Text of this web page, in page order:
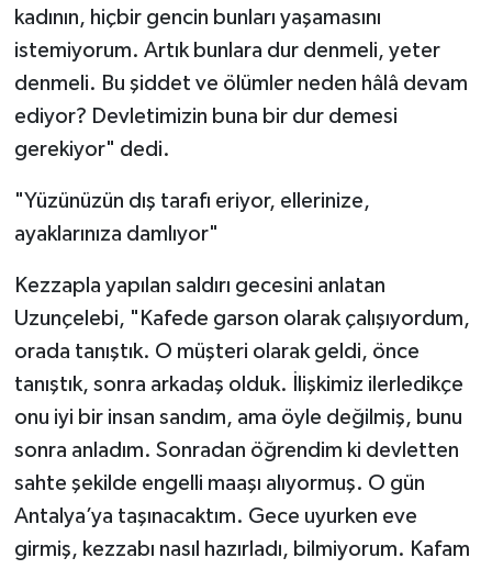
kadının, hiçbir gencin bunları yaşamasını
istemiyorum. Artık bunlara dur denmeli, yeter
denmeli. Bu şiddet ve ölümler neden hâlâ devam
ediyor? Devletimizin buna bir dur demesi
gerekiyor" dedi.
"Yüzünüzün dış tarafı eriyor, ellerinize,
ayaklarınıza damlıyor"
Kezzapla yapılan saldırı gecesini anlatan
Uzunçelebi, "Kafede garson olarak çalışıyordum,
orada tanıştık. O müşteri olarak geldi, önce
tanıştık, sonra arkadaş olduk. İlişkimiz ilerledikçe
onu iyi bir insan sandım, ama öyle değilmiş, bunu
sonra anladım. Sonradan öğrendim ki devletten
sahte şekilde engelli maaşı alıyormuş. O gün
Antalya’ya taşınacaktım. Gece uyurken eve
girmiş, kezzabı nasıl hazırladı, bilmiyorum. Kafam